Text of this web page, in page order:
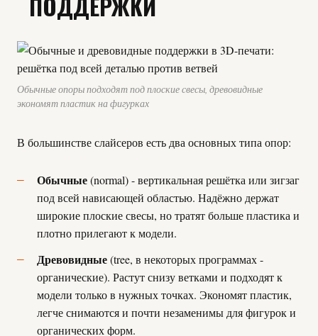
Обычные опоры подходят под плоские свесы, древовидные
экономят пластик на фигурках
В большинстве слайсеров есть два основных типа опор:
Обычные(normal) - вертикальная решётка или зигзаг
под всей нависающей областью. Надёжно держат
широкие плоские свесы, но тратят больше пластика и
плотно прилегают к модели.
Древовидные(tree, в некоторых программах -
органические). Растут снизу ветками и подходят к
модели только в нужных точках. Экономят пластик,
легче снимаются и почти незаменимы для фигурок и
органических форм.